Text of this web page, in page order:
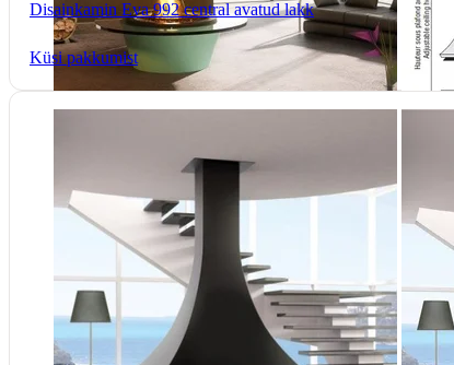
Disainkamin Eva 992 central avatud lakk
Küsi pakkumist